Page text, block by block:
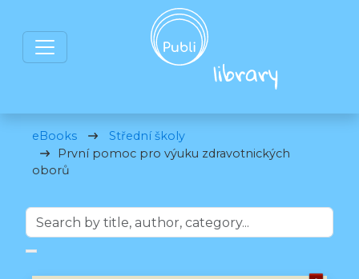
eBooks
Střední školy
První pomoc pro výuku zdravotnických
oborů